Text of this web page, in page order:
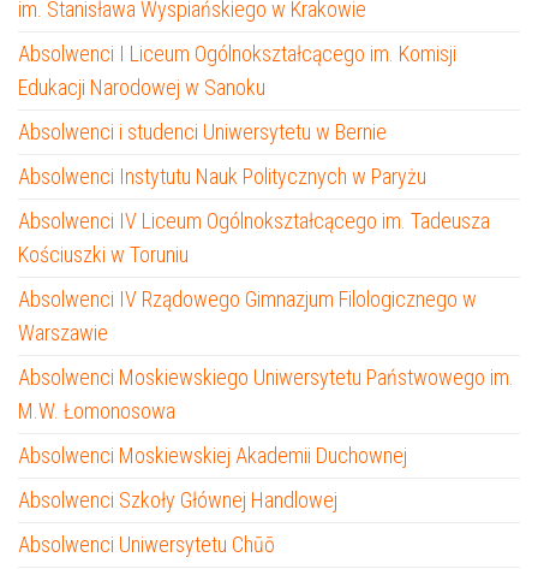
im. Stanisława Wyspiańskiego w Krakowie
Absolwenci I Liceum Ogólnokształcącego im. Komisji
Edukacji Narodowej w Sanoku
Absolwenci i studenci Uniwersytetu w Bernie
Absolwenci Instytutu Nauk Politycznych w Paryżu
Absolwenci IV Liceum Ogólnokształcącego im. Tadeusza
Kościuszki w Toruniu
Absolwenci IV Rządowego Gimnazjum Filologicznego w
Warszawie
Absolwenci Moskiewskiego Uniwersytetu Państwowego im.
M.W. Łomonosowa
Absolwenci Moskiewskiej Akademii Duchownej
Absolwenci Szkoły Głównej Handlowej
Absolwenci Uniwersytetu Chūō